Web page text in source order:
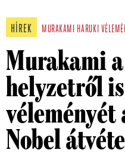
HÍREK MURAKAMI HARUKI
Murakami
helyzetről
véleményét
Nobel